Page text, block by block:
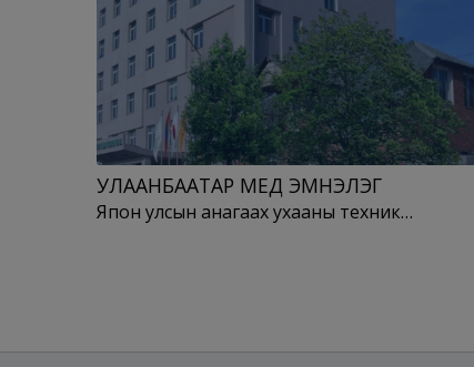
УЛААНБААТАР МЕД ЭМНЭЛЭГ
Япон улсын анагаах ухааны техник…